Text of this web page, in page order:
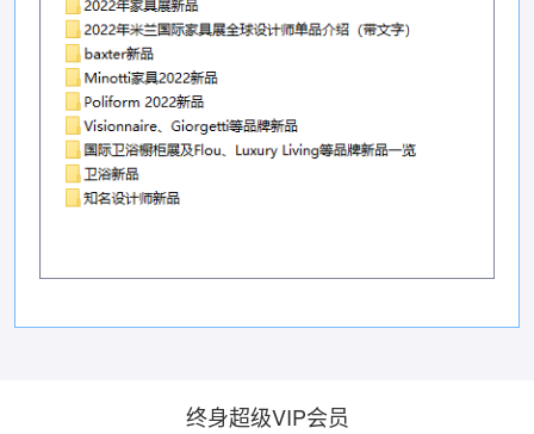
终身超级VIP会员